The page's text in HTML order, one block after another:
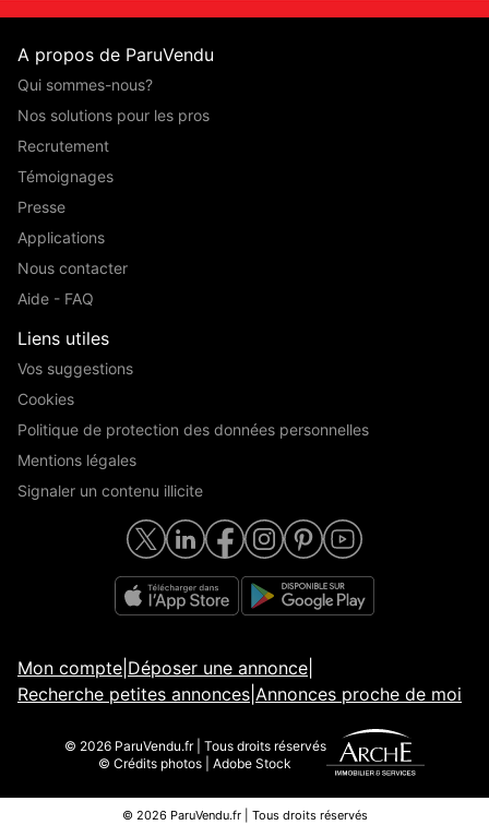
A propos de ParuVendu
Qui sommes-nous?
Nos solutions pour les pros
Recrutement
Témoignages
Presse
Applications
Nous contacter
Aide - FAQ
Liens utiles
Vos suggestions
Cookies
Politique de protection des données personnelles
Mentions légales
Signaler un contenu illicite
Mon compte Déposer une annonce
Recherche petites annonces Annonces proche de moi
© 2026 ParuVendu.fr | Tous droits réservés
© Crédits photos | Adobe Stock
© 2026 ParuVendu.fr | Tous droits réservés